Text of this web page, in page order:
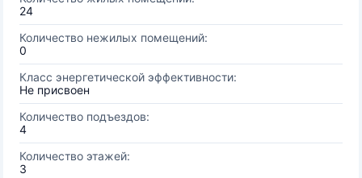
24
Количество нежилых помещений:
0
Класс энергетической эффективности:
Не присвоен
Количество подъездов:
4
Количество этажей:
3